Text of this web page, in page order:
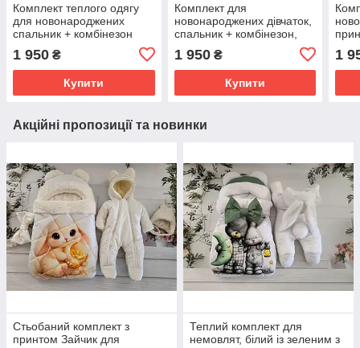
Комплект теплого одягу
для новонароджених
спальник + комбінезон
книжкою, синій
1 950 ₴
Купити
Комплект для
новонароджених дівчаток,
спальник + комбінезон,
принт зайчик з метеликом
1 950₴
Купити
1
Акційні пропозиції та новинки
Стьобаний комплект з
принтом Зайчик для
Теплий комплект для
немовлят, білий із зеленим з